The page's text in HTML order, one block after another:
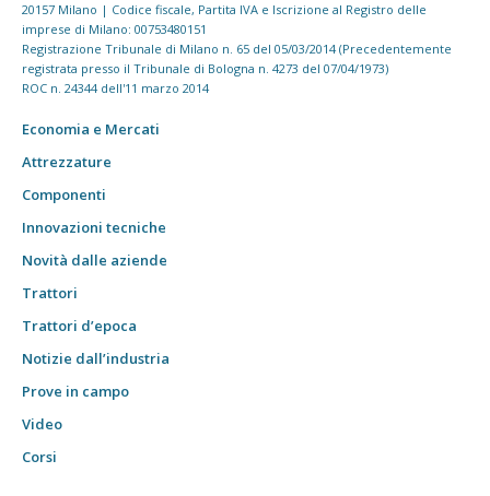
20157 Milano | Codice fiscale, Partita IVA e Iscrizione al Registro delle
imprese di Milano: 00753480151
Registrazione Tribunale di Milano n. 65 del 05/03/2014 (Precedentemente
registrata presso il Tribunale di Bologna n. 4273 del 07/04/1973)
ROC n. 24344 dell'11 marzo 2014
Economia e Mercati
Attrezzature
Componenti
Innovazioni tecniche
Novità dalle aziende
Trattori
Trattori d’epoca
Notizie dall’industria
Prove in campo
Video
Corsi